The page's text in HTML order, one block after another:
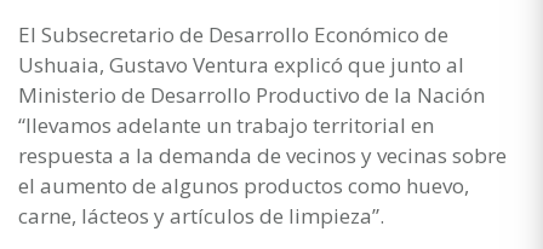
El Subsecretario de Desarrollo Económico de
Ushuaia, Gustavo Ventura explicó que junto al
Ministerio de Desarrollo Productivo de la Nación
“llevamos adelante un trabajo territorial en
respuesta a la demanda de vecinos y vecinas sobre
el aumento de algunos productos como huevo,
carne, lácteos y artículos de limpieza”.